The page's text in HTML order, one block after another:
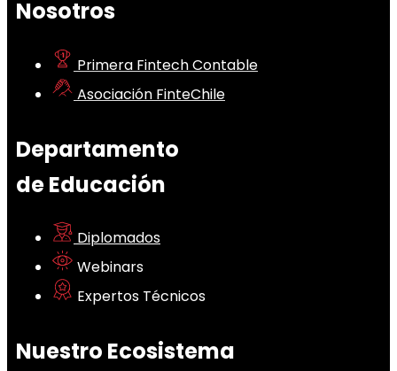
Nosotros
Primera Fintech Contable
Asociación FinteChile
Departamento
de Educación
Diplomados
Webinars
Expertos Técnicos
Nuestro Ecosistema